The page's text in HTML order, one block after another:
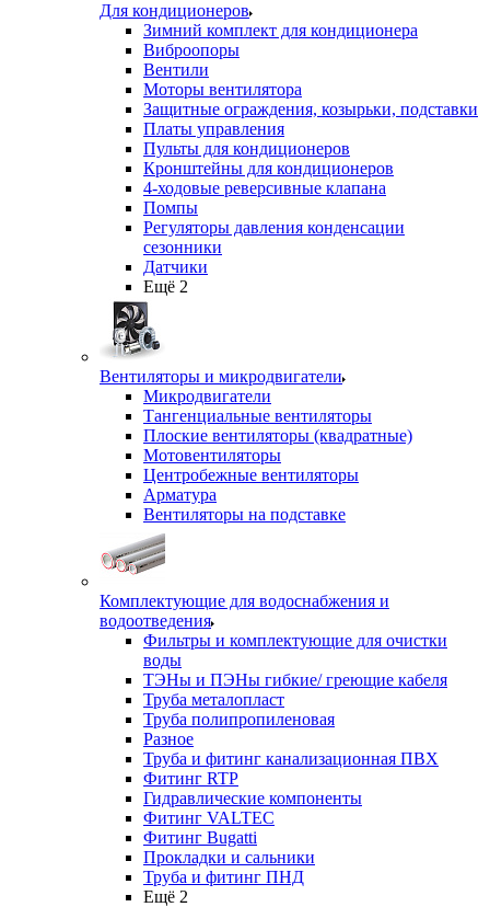
Для кондиционеров
Зимний комплект для кондиционера
Виброопоры
Вентили
Моторы вентилятора
Защитные ограждения, козырьки, подставки
Платы управления
Пульты для кондиционеров
Кронштейны для кондиционеров
4-ходовые реверсивные клапана
Помпы
Регуляторы давления конденсации
сезонники
Датчики
Ещё 2
Вентиляторы и микродвигатели
Микродвигатели
Тангенциальные вентиляторы
Плоские вентиляторы (квадратные)
Мотовентиляторы
Центробежные вентиляторы
Арматура
Вентиляторы на подставке
Комплектующие для водоснабжения и
водоотведения
Фильтры и комплектующие для очистки
воды
ТЭНы и ПЭНы гибкие/ греющие кабеля
Труба металопласт
Труба полипропиленовая
Разное
Труба и фитинг канализационная ПВХ
Фитинг RTP
Гидравлические компоненты
Фитинг VALTEC
Фитинг Bugatti
Прокладки и сальники
Труба и фитинг ПНД
Ещё 2